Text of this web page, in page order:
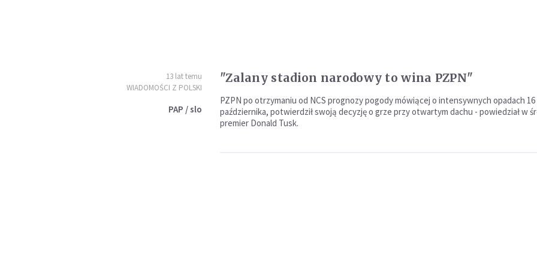
13 lat temu
WIADOMOŚCI Z POLSKI
PAP / slo
"Zalany stadion narodowy to wina PZPN"
PZPN po otrzymaniu od NCS prognozy pogody mówiącej o intensywnych opadach 16
października, potwierdził swoją decyzję o grze przy otwartym dachu - powiedział w
premier Donald Tusk.